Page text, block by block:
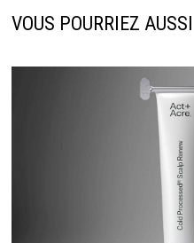
VOUS POURRIEZ